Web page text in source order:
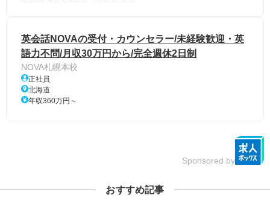
英会話NOVAの受付・カウンセラー/未経験歓迎・英
語力不問/月収30万円から/完全週休2日制
NOVA札幌本校
正社員
北海道
年収360万円～
Sponsored by
おすすめ記事